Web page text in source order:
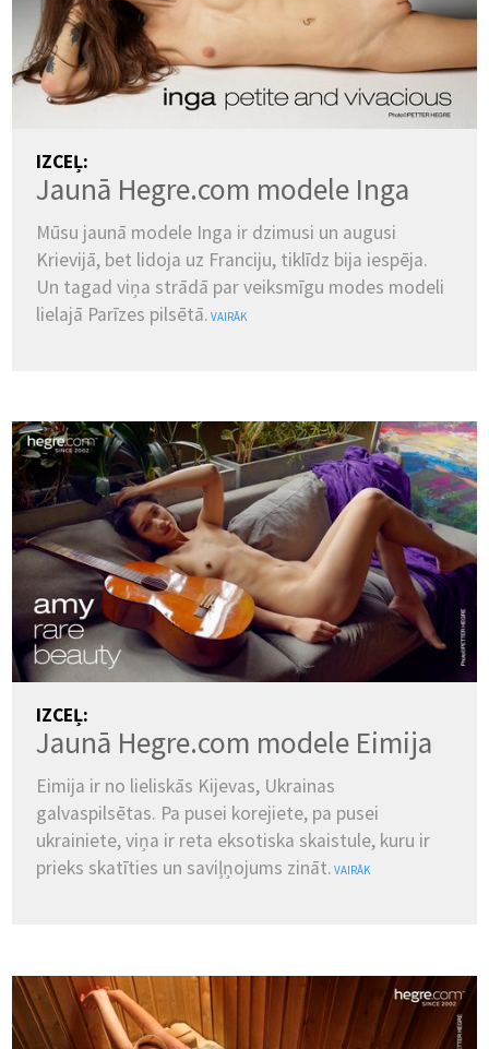
IZCEĻ:
Jaunā Hegre.com modele Inga
Mūsu jaunā modele Inga ir dzimusi un augusi
Krievijā, bet lidoja uz Franciju, tiklīdz bija iespēja.
Un tagad viņa strādā par veiksmīgu modes modeli
lielajā Parīzes pilsētā. VAIRĀK
IZCEĻ:
Jaunā Hegre.com modele Eimija
Eimija ir no lieliskās Kijevas, Ukrainas
galvaspilsētas. Pa pusei korejiete, pa pusei
ukrainiete, viņa ir reta eksotiska skaistule, kuru ir
prieks skatīties un saviļņojums zināt. VAIRĀK